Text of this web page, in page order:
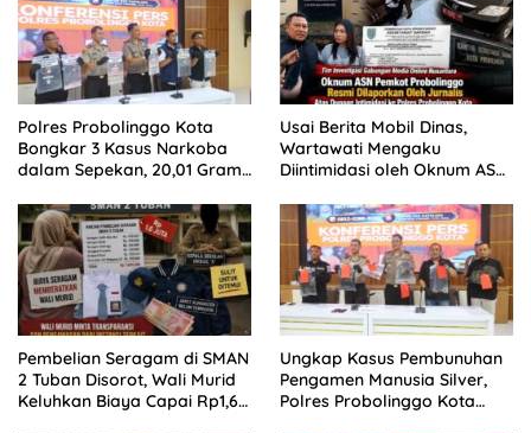
Polres Probolinggo Kota
Bongkar 3 Kasus Narkoba
dalam Sepekan, 20,01 Gram
Usai Berita Mobil Dinas,
Wartawati Mengaku
Diintimidasi oleh Oknum ASN
Tempuh Jalur Hukum
Pembelian Seragam di SMAN
2 Tuban Disorot, Wali Murid
Keluhkan Biaya Capai Rp1,6
Ungkap Kasus Pembunuhan
Pengamen Manusia Silver,
Polres Probolinggo Kota